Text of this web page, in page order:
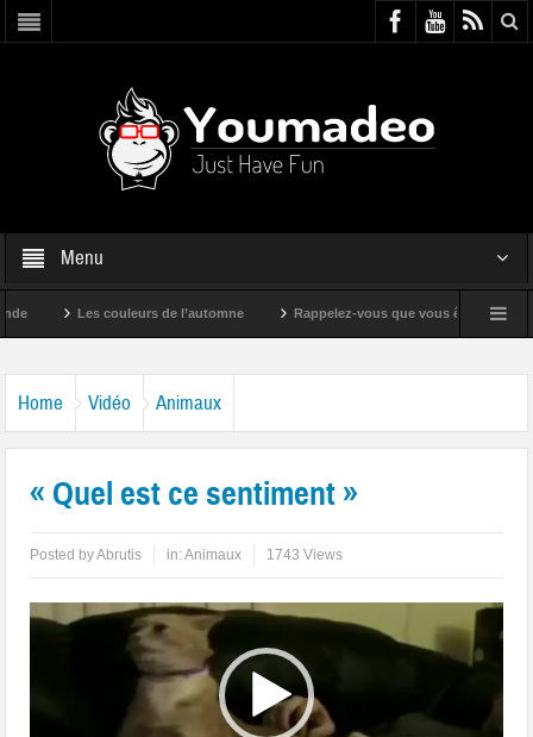
Menu
Les couleurs de l’automne Rappelez-vous que vous êtes super !
Home Vidéo Animaux
« Quel est ce sentiment »
Posted byAbrutis in:Animaux 1743 Views
Lecteur